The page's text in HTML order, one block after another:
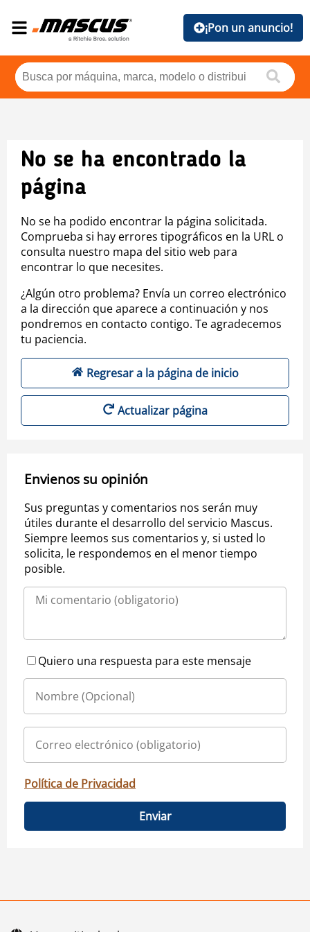
¡Pon un anuncio!
No se ha encontrado la
página
No se ha podido encontrar la página solicitada.
Comprueba si hay errores tipográficos en la URL o
consulta nuestro mapa del sitio web para
encontrar lo que necesites.
¿Algún otro problema? Envía un correo electrónico
a la dirección que aparece a continuación y nos
pondremos en contacto contigo. Te agradecemos
tu paciencia.
Regresar a la página de inicio
Actualizar página
Envienos su opinión
Sus preguntas y comentarios nos serán muy
útiles durante el desarrollo del servicio Mascus.
Siempre leemos sus comentarios y, si usted lo
solicita, le respondemos en el menor tiempo
posible.
Quiero una respuesta para este mensaje
Política de Privacidad
Enviar